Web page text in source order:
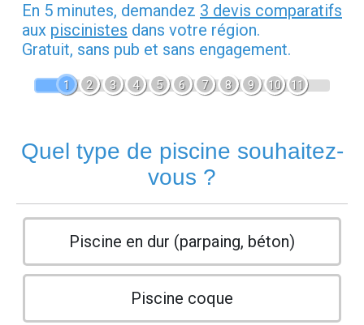
En 5 minutes, demandez 3 devis comparatifs
aux piscinistes dans votre région.
Gratuit, sans pub et sans engagement.
1 2 3 4 5 6 7 8 9 10 11
Quel type de piscine souhaitez-
vous ?
Piscine en dur (parpaing, béton)
Piscine coque